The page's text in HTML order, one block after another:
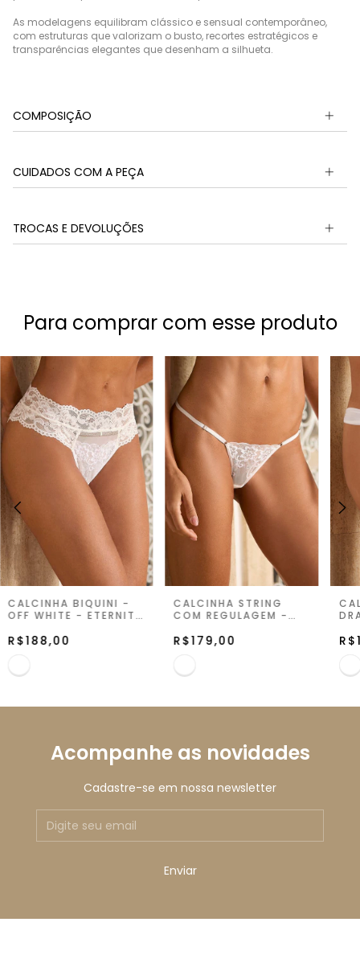
As modelagens equilibram clássico e sensual contemporâneo,
com estruturas que valorizam o busto, recortes estratégicos e
transparências elegantes que desenham a silhueta.
COMPOSIÇÃO
CUIDADOS COM A PEÇA
TROCAS E DEVOLUÇÕES
Para comprar com esse produto
CALCINHA BIQUINI -
OFF WHITE - ETERNITY
R$188,00
CALCINHA STRING
COM REGULAGEM -
GLOW
R$179,00
Acompanhe as novidades
Cadastre-se em nossa newsletter